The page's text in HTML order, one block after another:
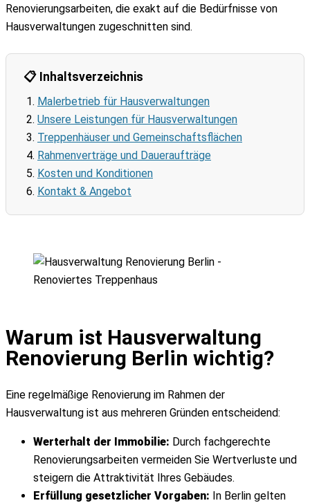
Renovierung & Sanierung
Treppenhaus streichen
Wohnungsrenovierung
Wohnungsübergabe
Schönheitsreparaturen
Schimmelbeseitigung
Treppenhaussanierung
Bodenbeschichtung
Denkmalschutz Sanierung
Fußbodenarbeiten
Gewerbe & Spezial
Gastronomie Renovierung
Kita & Schule Renovierung
Hausverwaltung Renovierung
Industrie & Hallen
Kanzlei Renovierung
Lackierarbeiten
Reinigungsservice
Referenzen
Farbkatalog
Renovierungsarbeiten, die exakt auf die Bedürfnisse von
Hausverwaltungen zugeschnitten sind.
📋 Inhaltsverzeichnis
Malerbetrieb für Hausverwaltungen
Unsere Leistungen für Hausverwaltungen
Treppenhäuser und Gemeinschaftsflächen
Rahmenverträge und Daueraufträge
Kosten und Konditionen
Kontakt & Angebot
Warum ist Hausverwaltung
Renovierung Berlin wichtig?
Eine regelmäßige Renovierung im Rahmen der
Hausverwaltung ist aus mehreren Gründen entscheidend:
Werterhalt der Immobilie: Durch fachgerechte
Renovierungsarbeiten vermeiden Sie Wertverluste und
steigern die Attraktivität Ihres Gebäudes.
Erfüllung gesetzlicher Vorgaben: In Berlin gelten